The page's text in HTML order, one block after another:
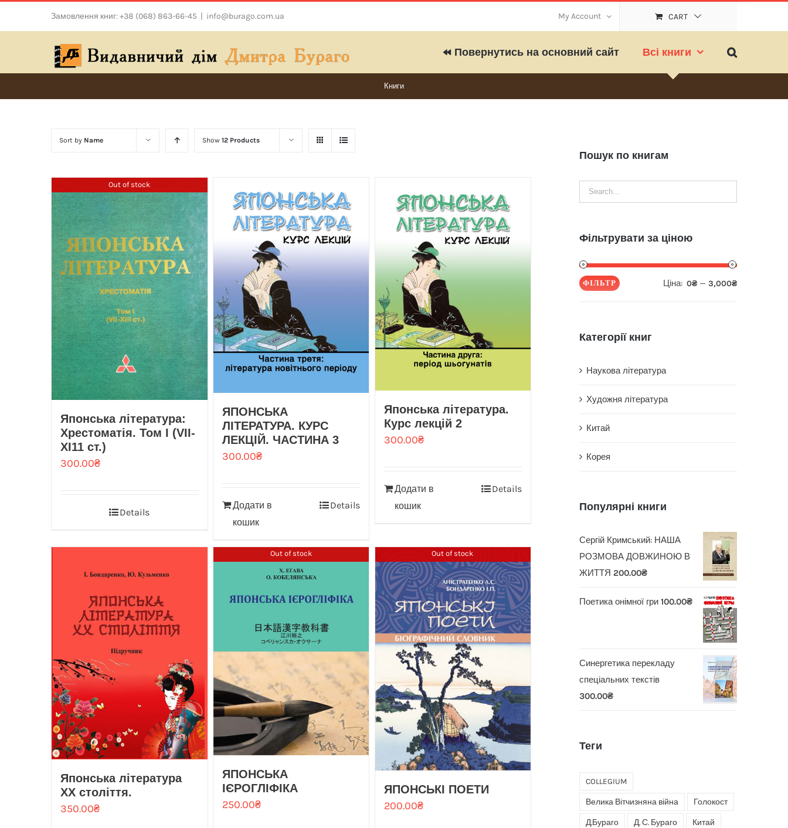
Замовлення книг: +38 (068) 863-66-45 | info@burago.com.ua My Account CART
Повернутись на основний сайт Всі книги
Книги
Sort by Name Show 12 Products
Out of stock
Японська література:
Хрестоматія. Том I (VIІ-
ХІ11 ст.)
300.00₴
Details
ЯПОНСЬКА
ЛІТЕРАТУРА. КУРС
ЛЕКЦІЙ. ЧАСТИНА 3
300.00₴
Додати в
кошик
Details
Японська література.
Курс лекцій 2
300.00₴
Додати в
кошик
Details
Японська література
ХХ століття.
350.00₴
Out of stock
ЯПОНСЬКА
ІЄРОГЛІФІКА
250.00₴
Out of stock
ЯПОНСЬКІ ПОЕТИ
200.00₴
Пошук по книгам
Фільтрувати за ціною
Мінімальна
Найбільша
ФІЛЬТР Ціна: 0₴ — 3,000₴
Категорії книг
Наукова література
Художня література
Китай
Корея
Популярні книги
Сергій Кримський: НАША
РОЗМОВА ДОВЖИНОЮ В
ЖИТТЯ 200.00₴
Поетика онімної гри 100.00₴
Синергетика перекладу
спеціальних текстів
300.00₴
Теги
COLLEGIUM
Велика Вітчизняна війна Голокост
Д.Бураго Д. С. Бураго Китай